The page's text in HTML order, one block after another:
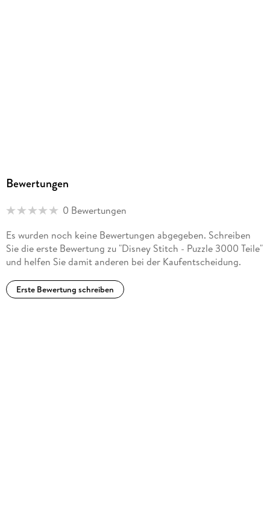
Bewertungen
0 Bewertungen
Es wurden noch keine Bewertungen abgegeben. Schreiben
Sie die erste Bewertung zu "Disney Stitch - Puzzle 3000 Teile"
und helfen Sie damit anderen bei der Kaufentscheidung.
Erste Bewertung schreiben